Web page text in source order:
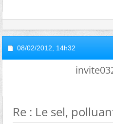
08/02/2012, 14h32
Re : Le sel,